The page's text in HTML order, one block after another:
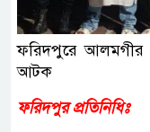
ফরিদপুরে আলমগীর
আটক
ফরিদপুর প্রতিনিধিঃ